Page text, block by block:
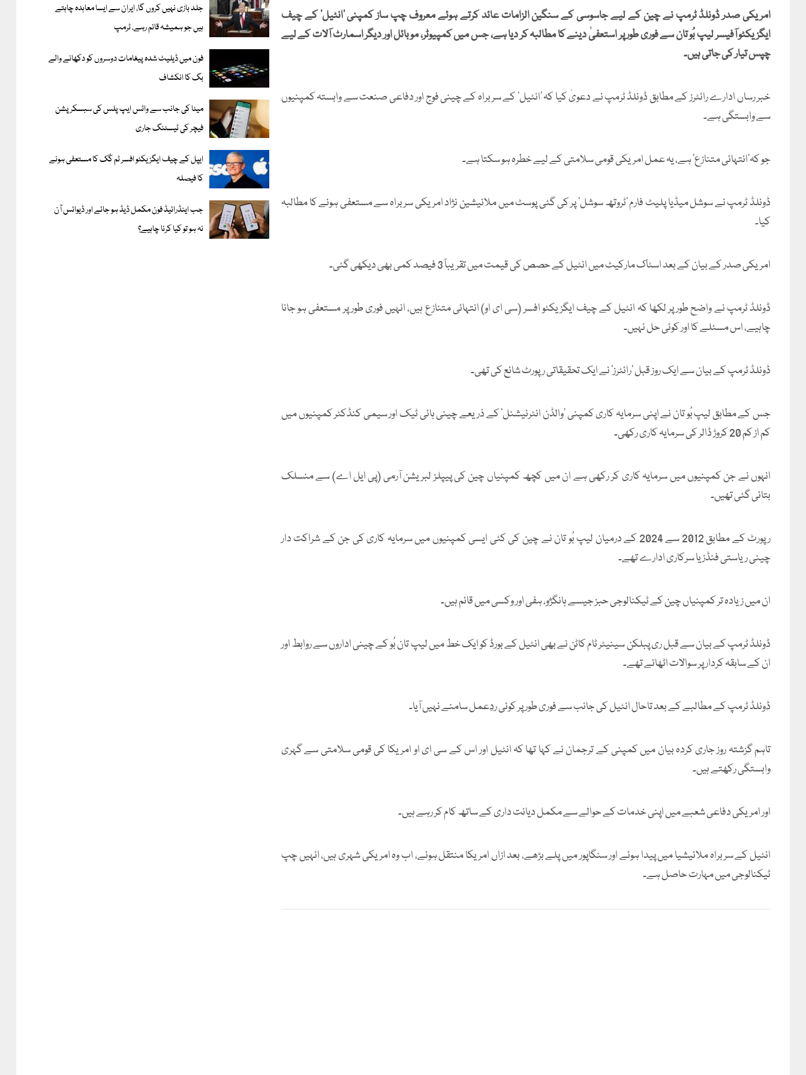
امریکی صدر ڈونلڈ ٹرمپ نے چین کے لیے جاسوسی کے سنگین الزامات عائد کرتے ہوئے معروف چپ ساز کمپنی ’انٹیل‘ کے چیف
ایگزیکٹو آفیسر لیپ بُو تان سے فوری طور پر استعفیٰ دینے کا مطالبہ کر دیا ہے، جس میں کمپیوٹر، موبائل اور دیگر اسمارٹ آلات کے لیے
چپس تیار کی جاتی ہیں۔
خبر رساں ادارے رائٹرز کے مطابق ڈونلڈ ٹرمپ نے دعویٰ کیا کہ ’انٹیل‘ کے سربراہ کے چینی فوج اور دفاعی صنعت سے وابستہ کمپنیوں
سے وابستگی ہے۔
جو کہ’انتہائی متنازع’ ہے، یہ عمل امریکی قومی سلامتی کے لیے خطرہ ہو سکتا ہے۔
ڈونلڈ ٹرمپ نے سوشل میڈیا پلیٹ فارم ’ٹروتھ سوشل‘ پر کی گئی پوسٹ میں ملائیشین نژاد امریکی سربراہ سے مستعفی ہونے کا مطالبہ
کیا۔
امریکی صدر کے بیان کے بعد اسٹاک مارکیٹ میں انٹیل کے حصص کی قیمت میں تقریباً 3 فیصد کمی بھی دیکھی گئی۔
ڈونلڈ ٹرمپ نے واضح طور پر لکھا کہ انٹیل کے چیف ایگزیکٹو افسر (سی ای او) انتہائی متنازع ہیں، انہیں فوری طور پر مستعفی ہو جانا
چاہیے، اس مسئلے کا اور کوئی حل نہیں۔
ڈونلڈ ٹرمپ کے بیان سے ایک روز قبل ’رائٹرز‘ نے ایک تحقیقاتی رپورٹ شائع کی تھی۔
جس کے مطابق لیپ بُو تان نے اپنی سرمایہ کاری کمپنی ’والڈن انٹرنیشنل‘ کے ذریعے چینی ہائی ٹیک اور سیمی کنڈکٹر کمپنیوں میں
کم از کم 20 کروڑ ڈالر کی سرمایہ کاری رکھی۔
انہوں نے جن کمپنیوں میں سرمایہ کاری کر رکھی ہے ان میں کچھ کمپنیاں چین کی پیپلز لبریشن آرمی (پی ایل اے) سے منسلک
بتائی گئی تھیں۔
رپورٹ کے مطابق 2012 سے 2024 کے درمیان لیپ بُو تان نے چین کی کئی ایسی کمپنیوں میں سرمایہ کاری کی جن کے شراکت دار
چینی ریاستی فنڈز یا سرکاری ادارے تھے۔
ان میں زیادہ تر کمپنیاں چین کے ٹیکنالوجی حبز جیسے ہانگژو، ہفی اور وکسی میں قائم ہیں۔
ڈونلڈ ٹرمپ کے بیان سے قبل ری پبلکن سینیٹر ٹام کاٹن نے بھی انٹیل کے بورڈ کو ایک خط میں لیپ تان بُو کے چینی اداروں سے روابط اور
ان کے سابقہ کردار پر سوالات اٹھائے تھے۔
ڈونلڈ ٹرمپ کے مطالبے کے بعد تاحال انٹیل کی جانب سے فوری طور پر کوئی ردِعمل سامنے نہیں آیا۔
تاہم گزشتہ روز جاری کردہ بیان میں کمپنی کے ترجمان نے کہا تھا کہ انٹیل اور اس کے سی ای او امریکا کی قومی سلامتی سے گہری
وابستگی رکھتے ہیں۔
اور امریکی دفاعی شعبے میں اپنی خدمات کے حوالے سے مکمل دیانت داری کے ساتھ کام کر رہے ہیں۔
انٹیل کے سربراہ ملائیشیا میں پیدا ہوئے اور سنگاپور میں پلے بڑھے، بعد ازاں امریکا منتقل ہوئے، اب وہ امریکی شہری ہیں، انہیں چپ
ٹیکنالوجی میں مہارت حاصل ہے۔
جلد بازی نہیں کروں گا، ایران سے ایسا معاہدہ چاہتے
ہیں جو ہمیشہ قائم رہے، ٹرمپ
فون میں ڈیلیٹ شدہ پیغامات دوسروں کو دکھانے والے
بگ کا انکشاف
میٹا کی جانب سے واٹس ایپ پلس کی سبسکرپشن
فیچر کی ٹیسٹنگ جاری
ایپل کے چیف ایگزیکٹو افسر ٹم کُک کا مستعفی ہونے
کا فیصلہ
جب اینڈرائیڈ فون مکمل ڈیڈ ہو جائے اور ڈیوائس آن
نہ ہو تو کیا کرنا چاہیے؟